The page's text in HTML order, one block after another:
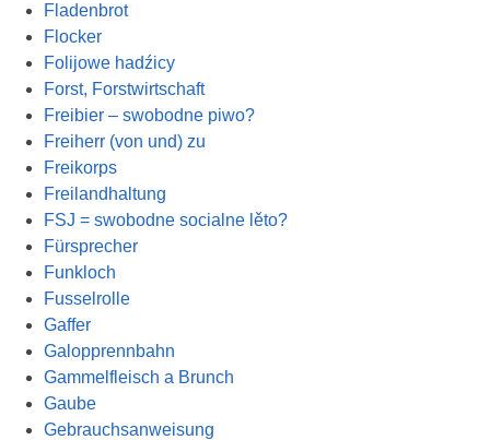
Fladenbrot
Flocker
Folijowe hadźicy
Forst, Forstwirtschaft
Freibier – swobodne piwo?
Freiherr (von und) zu
Freikorps
Freilandhaltung
FSJ = swobodne socialne lěto?
Fürsprecher
Funkloch
Fusselrolle
Gaffer
Galopprennbahn
Gammelfleisch a Brunch
Gaube
Gebrauchsanweisung